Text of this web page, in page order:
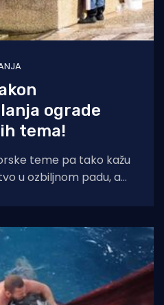
ograde
tema!
teme pa tako kažu
u ozbiljnom padu, a